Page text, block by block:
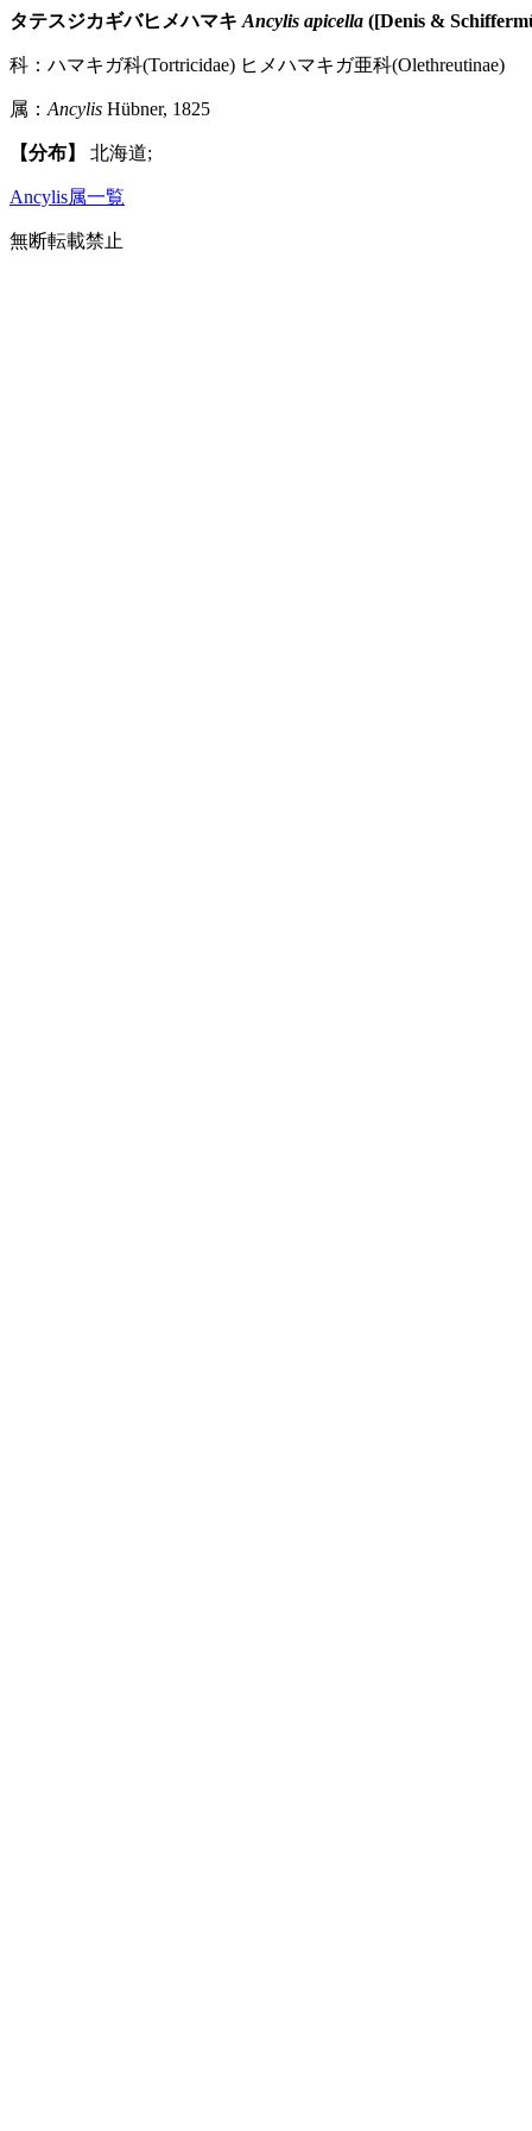
タテスジカギバヒメハマキ Ancylis apicella ([Denis &
科：ハマキガ科(Tortricidae) ヒメハマキガ亜科(Olethreutinae)
属： Ancylis Hübner, 1825
【分布】 北海道;
Ancylis属一覧
無断転載禁止